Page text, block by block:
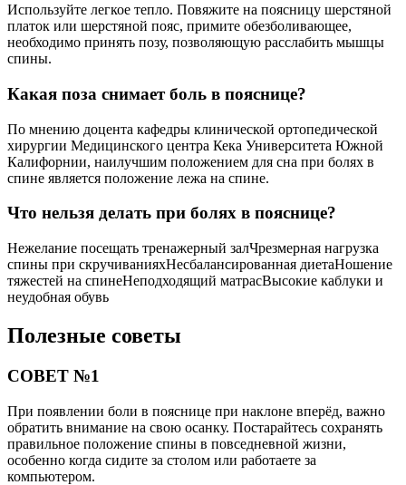
Используйте легкое тепло. Повяжите на поясницу шерстяной
платок или шерстяной пояс, примите обезболивающее,
необходимо принять позу, позволяющую расслабить мышцы
спины.
Какая поза снимает боль в пояснице?
По мнению доцента кафедры клинической ортопедической
хирургии Медицинского центра Кека Университета Южной
Калифорнии, наилучшим положением для сна при болях в
спине является положение лежа на спине.
Что нельзя делать при болях в пояснице?
Нежелание посещать тренажерный залЧрезмерная нагрузка
спины при скручиванияхНесбалансированная диетаНошение
тяжестей на спинеНеподходящий матрасВысокие каблуки и
неудобная обувь
Полезные советы
СОВЕТ №1
При появлении боли в пояснице при наклоне вперёд, важно
обратить внимание на свою осанку. Постарайтесь сохранять
правильное положение спины в повседневной жизни,
особенно когда сидите за столом или работаете за
компьютером.